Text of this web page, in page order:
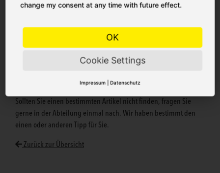
SAUBER UND FRISCH BIS IN DEN LETZTEN
WINKEL
Der Hausputz gestaltet sich angenehmer, wenn man das richtige
Putzzeug zur Hand hat. Bei uns bekommen Sie gebräuchliche,
neu entwickelte und Großverbraucher-Produkte, die neuen Glanz
Sollten Sie einen bestimmten Artikel nicht finden, fragen Sie
gerne in der Abteilung einmal nach. Wir haben bestimmt den
einen oder anderen Tipp für Sie.
Zurück zur Übersicht
change my consent at any time with future effect.
OK
Cookie Settings
Impressum | Datenschutz